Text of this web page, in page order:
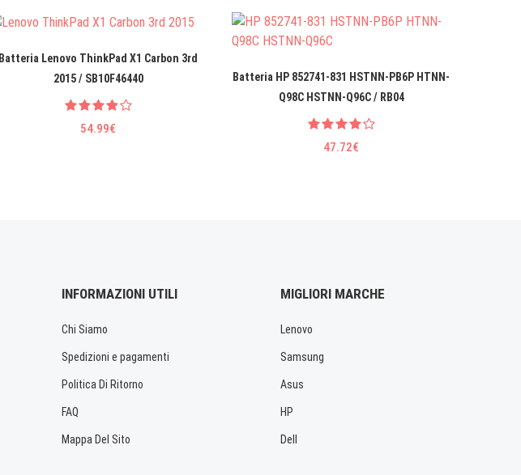
Batteria Lenovo ThinkPad X1 Carbon 3rd
2015 / SB10F46440
54.99€
Batteria HP 852741-831 HSTNN-PB6P HTNN-
Q98C HSTNN-Q96C / RB04
47.72€
INFORMAZIONI UTILI
Chi Siamo
Spedizioni e pagamenti
Politica Di Ritorno
FAQ
Mappa Del Sito
MIGLIORI MARCHE
Lenovo
Samsung
Asus
HP
Dell